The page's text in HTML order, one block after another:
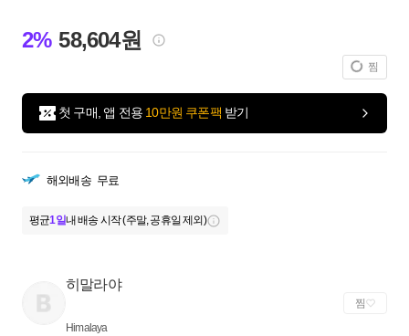
2% 58,604원
찜
첫 구매, 앱 전용 10만원 쿠폰팩 받기
해외배송 무료
평균1일내 배송 시작 (주말, 공휴일 제외)
히말라야
Himalaya
찜